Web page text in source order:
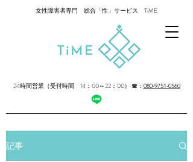
女性障害者専門 総合「性」サービス TiME
24時間営業（受付時間 14：00～22：00） ☎： 080-9751-0560
記事